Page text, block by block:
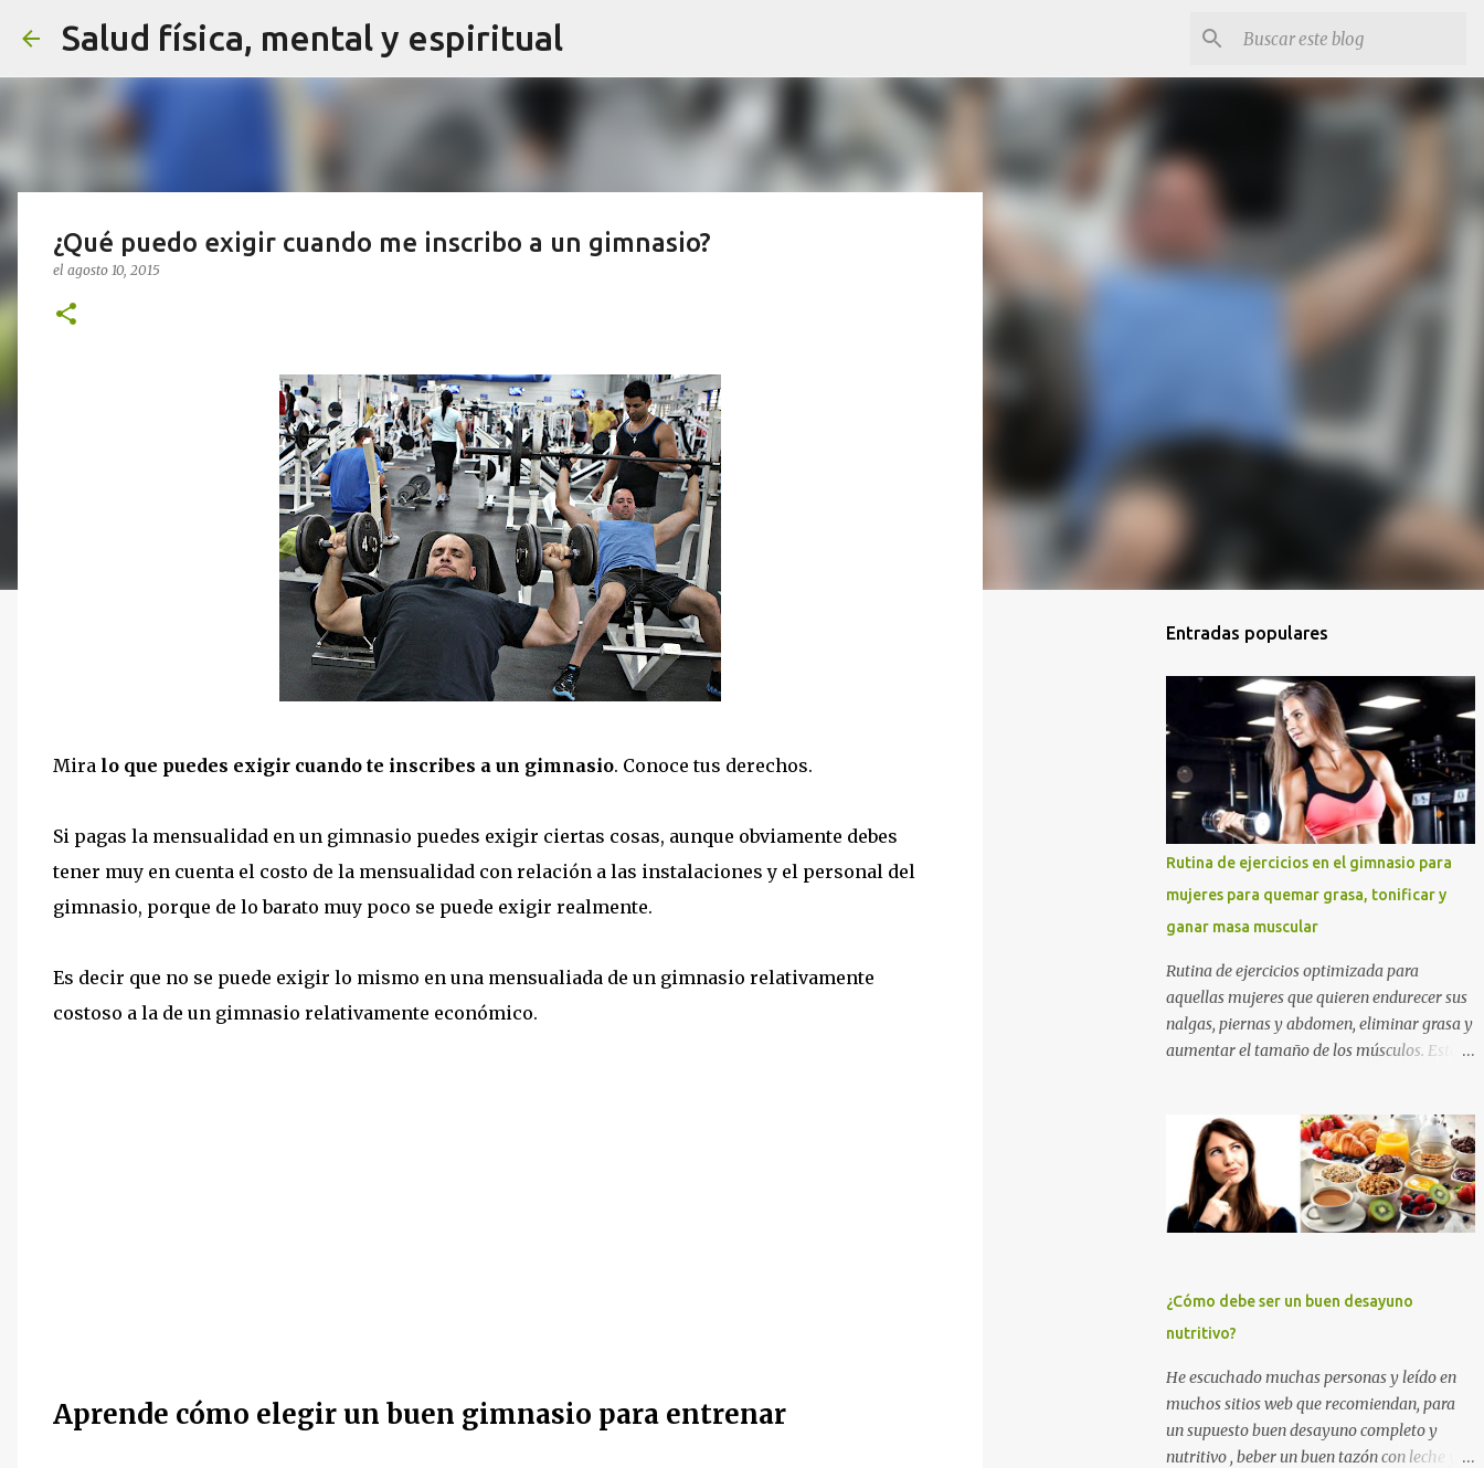
Salud física, mental y espiritual
¿Qué puedo exigir cuando me inscribo a un gimnasio?
el agosto 10, 2015
Mira lo que puedes exigir cuando te inscribes a un gimnasio. Conoce tus derechos.
Si pagas la mensualidad en un gimnasio puedes exigir ciertas cosas, aunque obviamente debes
tener muy en cuenta el costo de la mensualidad con relación a las instalaciones y el personal del
gimnasio, porque de lo barato muy poco se puede exigir realmente.
Es decir que no se puede exigir lo mismo en una mensualiada de un gimnasio relativamente
costoso a la de un gimnasio relativamente económico.
Aprende cómo elegir un buen gimnasio para entrenar
Entradas populares
Rutina de ejercicios en el gimnasio para
mujeres para quemar grasa, tonificar y
ganar masa muscular
Rutina de ejercicios optimizada para
aquellas mujeres que quieren endurecer sus
nalgas, piernas y abdomen, eliminar grasa y
aumentar el tamaño de los músculos. Esta
mujeres principiantes, con nivel intermedio
y avanzado , para que puedas levantar y
agrandar la cola , tonificar las piernas,
quemar grasa y tener un abdomen plano. Si
quieres eliminar grasa, tonificar tus
muscular a tus nalgas y a tus piernas
principalmente, entrena duro con los
ejercicios que te muestro más abajo. Y si
quieres además perder grasa corporal para
adelgazar, tonificar tu abdomen y lucir un
cuerpo sin celulitis, te recomiendo apliques
esta rutina de entrenamiento para mujeres
¿Cómo debe ser un buen desayuno
nutritivo?
He escuchado muchas personas y leído en
muchos sitios web que recomiendan, para
un supuesto buen desayuno completo y
nutritivo , beber un buen tazón con leche y